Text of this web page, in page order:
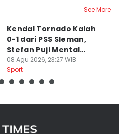
See More
Kendal Tornado Kalah
0-1 dari PSS Sleman,
Stefan Puji Mental
Pemain
08 Agu 2026, 23:27 WIB
Sport